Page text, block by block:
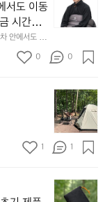
서도 이동
시간이
눈을 가
Polarte
니다.
만의 밤
안에서도  누
때는 차분하
Wind
내
던
방
도
자
연
속
에
의
휴
0 0
첫
모
토
솔
캠
☺️
미
1 1
이